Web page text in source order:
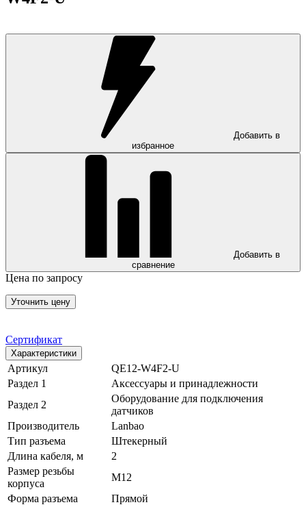
Добавить в
избранное
Добавить в
сравнение
Цена по запросу
Уточнить цену
Сертификат
Характеристики
Артикул
QE12-W4F2-U
Раздел 1
Аксессуары и принадлежности
Раздел 2
Оборудование для подключения
датчиков
Производитель
Lanbao
Тип разъема
Штекерный
Длина кабеля, м
2
Размер резьбы
корпуса
M12
Форма разъема
Прямой